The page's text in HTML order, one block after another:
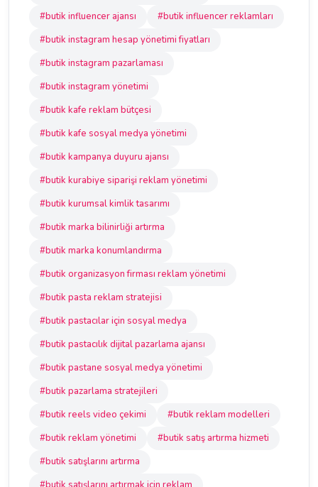
#butik influencer ajansı
#butik influencer reklamları
#butik instagram hesap yönetimi fiyatları
#butik instagram pazarlaması
#butik instagram yönetimi
#butik kafe reklam bütçesi
#butik kafe sosyal medya yönetimi
#butik kampanya duyuru ajansı
#butik kurabiye siparişi reklam yönetimi
#butik kurumsal kimlik tasarımı
#butik marka bilinirliği artırma
#butik marka konumlandırma
#butik organizasyon firması reklam yönetimi
#butik pasta reklam stratejisi
#butik pastacılar için sosyal medya
#butik pastacılık dijital pazarlama ajansı
#butik pastane sosyal medya yönetimi
#butik pazarlama stratejileri
#butik reels video çekimi
#butik reklam modelleri
#butik reklam yönetimi
#butik satış artırma hizmeti
#butik satışlarını artırma